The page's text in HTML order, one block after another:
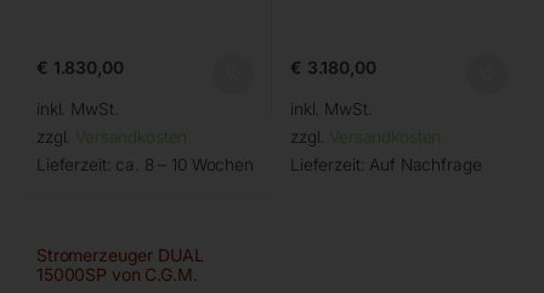
€ 1.830,00
inkl. MwSt.
zzgl. Versandkosten
Lieferzeit: ca. 8 – 10 Wochen
€ 3.180,00
inkl. MwSt.
zzgl. Versandkosten
Lieferzeit: Auf Nachfrage
Stromerzeuger DUAL
15000SP von C.G.M.